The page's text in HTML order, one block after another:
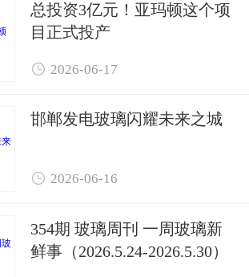
总投资3亿元！亚玛顿这个项
目正式投产
 2026-06-17
邯郸发电玻璃闪耀未来之城
 2026-06-16
354期 玻璃周刊 一周玻璃新
鲜事（2026.5.24-2026.5.30）